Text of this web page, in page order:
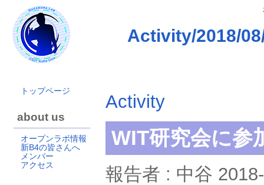
Activity/2018/
トップページ
about us
オープンラボ情報
新B4の皆さんへ
メンバー
アクセス
Activity
WIT研究会に参
報告者 : 中谷